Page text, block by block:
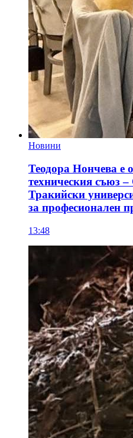
Новини
Теодора Нончева е
техническия съюз
Тракийски
за професионален
13:48